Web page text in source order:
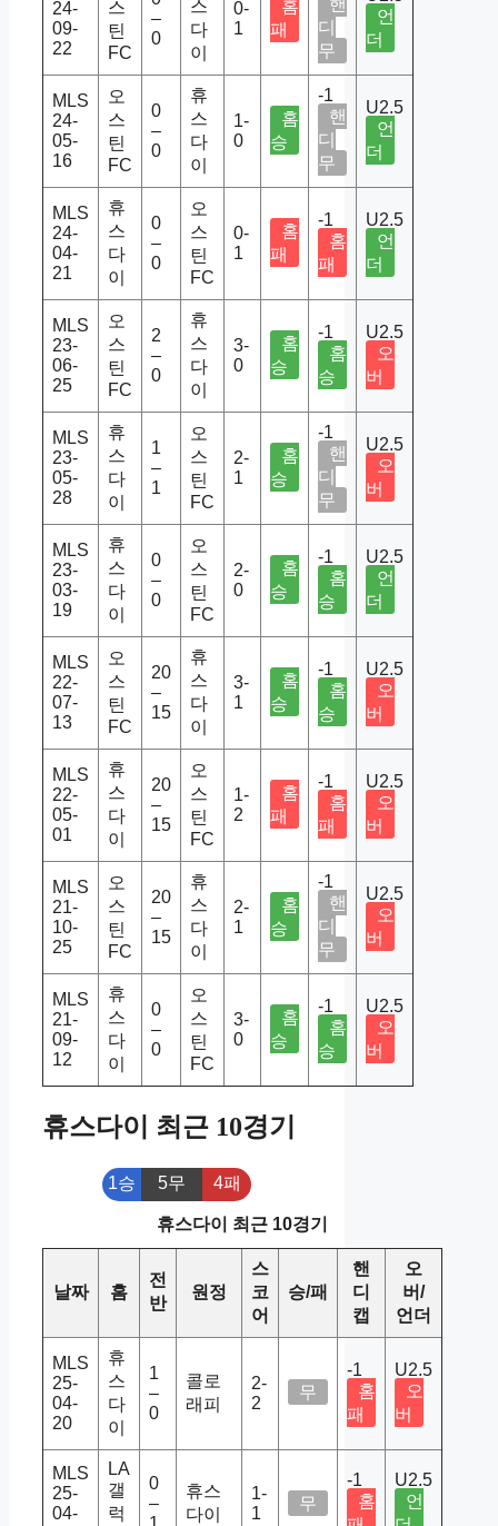
24-
09-
22
스
틴
FC
–
0
스
다
이
0-
1
홈
패
핸
디
무
언
더
MLS
24-
05-
16
오
스
틴
FC
0
–
0
휴
스
다
이
1-
0
홈
승
-1
핸
디
무
U2.5
언
더
MLS
24-
04-
21
휴
스
다
이
0
–
0
오
스
틴
FC
0-
1
홈
패
-1
홈
패
U2.5
언
더
MLS
23-
06-
25
오
스
틴
FC
2
–
0
휴
스
다
이
3-
0
홈
승
-1
홈
승
U2.5
오
버
MLS
23-
05-
28
휴
스
다
이
1
–
1
오
스
틴
FC
2-
1
홈
승
-1
핸
디
무
U2.5
오
버
MLS
23-
03-
19
휴
스
다
이
0
–
0
오
스
틴
FC
2-
0
홈
승
-1
홈
승
U2.5
언
더
MLS
22-
07-
13
오
스
틴
FC
20
–
15
휴
스
다
이
3-
1
홈
승
-1
홈
승
U2.5
오
버
MLS
22-
05-
01
휴
스
다
이
20
–
15
오
스
틴
FC
1-
2
홈
패
-1
홈
패
U2.5
오
버
MLS
21-
10-
25
오
스
틴
FC
20
–
15
휴
스
다
이
2-
1
홈
승
-1
핸
디
무
U2.5
오
버
MLS
21-
09-
12
휴
스
다
이
0
–
0
오
스
틴
FC
3-
0
홈
승
-1
홈
승
U2.5
오
버
휴스다이 최근 10경기
1승 5무 4패
휴스다이 최근 10경기
날짜 홈
전
반
원정
스
코
어
승/패
핸
디
캡
오
버/
언더
MLS
25-
04-
20
휴
스
다
이
1
–
0
콜로
래피
2-
2
무
-1
홈
패
U2.5
오
버
MLS
25-
04-
LA
갤
럭
0
–
휴스
다이
1-
1
무
-1
홈
U2.5
언